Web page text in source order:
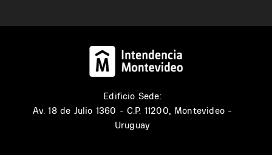
Edificio Sede:
Av. 18 de Julio 1360 - C.P. 11200, Montevideo -
Uruguay